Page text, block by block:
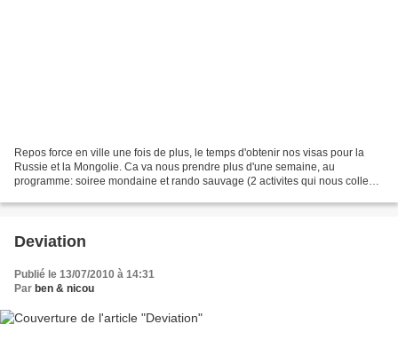
Repos force en ville une fois de plus, le temps d'obtenir nos visas pour la
Russie et la Mongolie. Ca va nous prendre plus d'une semaine, au
programme: soiree mondaine et rando sauvage (2 activites qui nous collent
Deviation
Publié le 13/07/2010 à 14:31
Par ben & nicou